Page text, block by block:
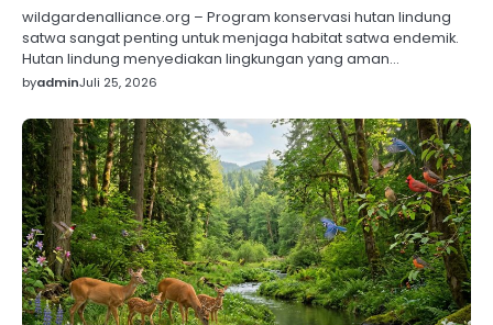
wildgardenalliance.org – Program konservasi hutan lindung
satwa sangat penting untuk menjaga habitat satwa endemik.
Hutan lindung menyediakan lingkungan yang aman…
byadminJuli 25, 2026